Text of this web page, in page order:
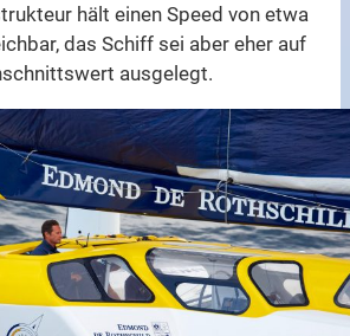
hält einen Speed von etwa
das Schiff sei aber eher auf
ausgelegt.